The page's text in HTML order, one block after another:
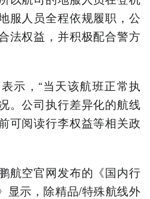
服人员全程依规履职，公
法权益，并积极配合警方
示，“当天该航班正常执
。公司执行差异化的航线
可阅读行李权益等相关政
航空官网发布的《国内行
显示，除精品/特殊航线外